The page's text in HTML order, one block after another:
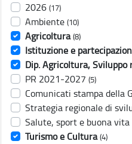
2026 (17)
Ambiente (10)
Agricoltura (8)
Istituzione e
Dip. Agricoltura,
PR 2021-2027 (5)
Comunicati stampa della
Strategia regionale di
Salute, sport e buona vita
Turismo e Cultura (4)